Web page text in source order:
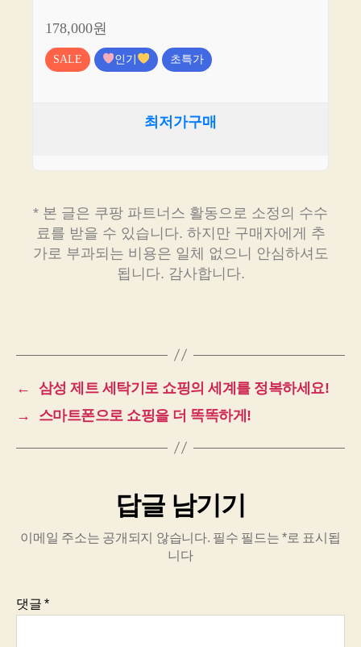
178,000원
SALE 인기 초특가
최저가구매
* 본 글은 쿠팡 파트너스 활동으로 소정의 수수
료를 받을 수 있습니다. 하지만 구매자에게 추
가로 부과되는 비용은 일체 없으니 안심하셔도
됩니다. 감사합니다.
←
삼성 제트 세탁기로 쇼핑의 세계를 정복하세요!
→
스마트폰으로 쇼핑을 더 똑똑하게!
답글 남기기
이메일 주소는 공개되지 않습니다. 필수 필드는*로 표시됩
니다
댓글*